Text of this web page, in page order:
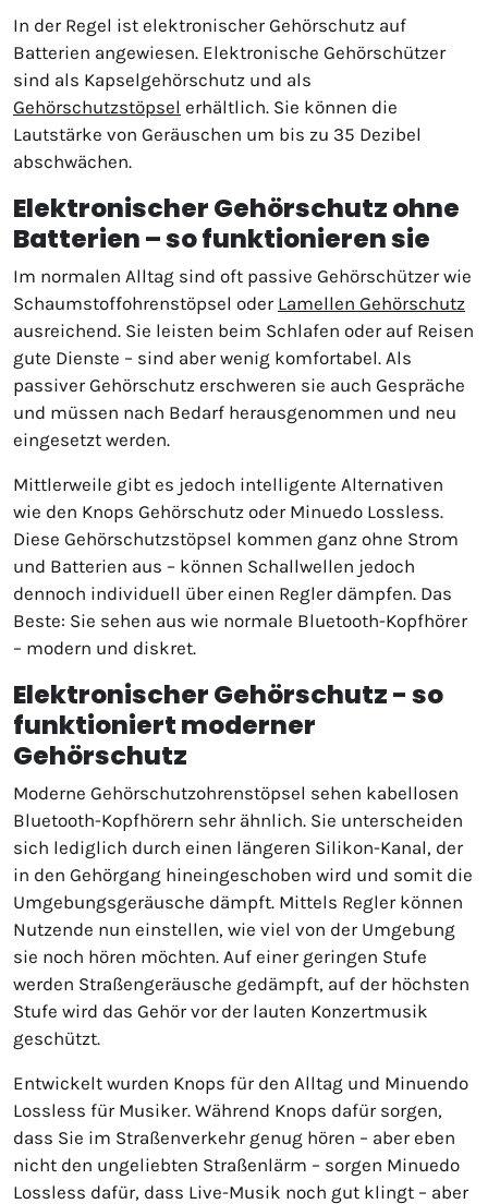
In der Regel ist elektronischer Gehörschutz auf
Batterien angewiesen. Elektronische Gehörschützer
sind als Kapselgehörschutz und als
Gehörschutzstöpsel erhältlich. Sie können die
Lautstärke von Geräuschen um bis zu 35 Dezibel
abschwächen.
Elektronischer Gehörschutz ohne
Batterien – so funktionieren sie
Im normalen Alltag sind oft passive Gehörschützer wie
Schaumstoffohrenstöpsel oder Lamellen Gehörschutz
ausreichend. Sie leisten beim Schlafen oder auf Reisen
gute Dienste – sind aber wenig komfortabel. Als
passiver Gehörschutz erschweren sie auch Gespräche
und müssen nach Bedarf herausgenommen und neu
eingesetzt werden.
Mittlerweile gibt es jedoch intelligente Alternativen
wie den Knops Gehörschutz oder Minuedo Lossless.
Diese Gehörschutzstöpsel kommen ganz ohne Strom
und Batterien aus – können Schallwellen jedoch
dennoch individuell über einen Regler dämpfen. Das
Beste: Sie sehen aus wie normale Bluetooth-Kopfhörer
– modern und diskret.
Elektronischer Gehörschutz - so
funktioniert moderner
Gehörschutz
Moderne Gehörschutzohrenstöpsel sehen kabellosen
Bluetooth-Kopfhörern sehr ähnlich. Sie unterscheiden
sich lediglich durch einen längeren Silikon-Kanal, der
in den Gehörgang hineingeschoben wird und somit die
Umgebungsgeräusche dämpft. Mittels Regler können
Nutzende nun einstellen, wie viel von der Umgebung
sie noch hören möchten. Auf einer geringen Stufe
werden Straßengeräusche gedämpft, auf der höchsten
Stufe wird das Gehör vor der lauten Konzertmusik
geschützt.
Entwickelt wurden Knops für den Alltag und Minuendo
Lossless für Musiker. Während Knops dafür sorgen,
dass Sie im Straßenverkehr genug hören – aber eben
nicht den ungeliebten Straßenlärm – sorgen Minuedo
Lossless dafür, dass Live-Musik noch gut klingt – aber